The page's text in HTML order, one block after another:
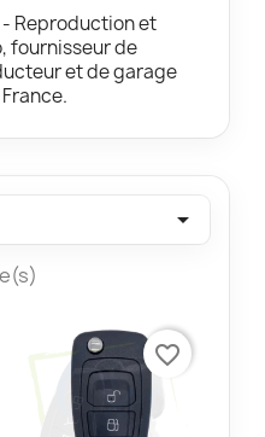
Reproduction et
fournisseur de
et de garage

favorite_border